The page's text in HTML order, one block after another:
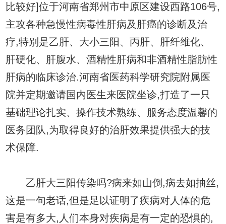
比较好]位于河南省郑州市中原区建设西路106号,
主攻各种急慢性病毒性肝病及肝癌的诊断及治
疗,特别是乙肝、大小三阳、丙肝、肝纤维化、
肝硬化、肝腹水、酒精性肝病和非酒精性脂肪性
肝病的临床诊治.河南省医药科学研究院附属医
院并定期邀请国内医生来医院坐诊,打造了一只
基础理论扎实、操作技术熟练、服务态度温馨的
医务团队,为取得良好的治肝效果提供强大的技
术保障.
乙肝大三阳传染吗?病来如山倒,病去如抽丝,
这是一句老话,但是足以证明了疾病对人体的危
害是有多大,人们本身对疾病是有一定的恐惧的,